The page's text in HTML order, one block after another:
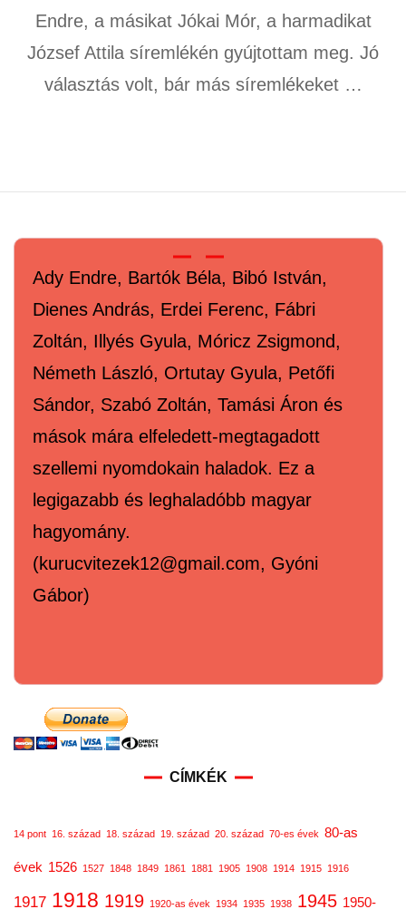
Endre, a másikat Jókai Mór, a harmadikat
József Attila síremlékén gyújtottam meg. Jó
választás volt, bár más síremlékeket …
Ady Endre, Bartók Béla, Bibó István,
Dienes András, Erdei Ferenc, Fábri
Zoltán, Illyés Gyula, Móricz Zsigmond,
Németh László, Ortutay Gyula, Petőfi
Sándor, Szabó Zoltán, Tamási Áron és
mások mára elfeledett-megtagadott
szellemi nyomdokain haladok. Ez a
legigazabb és leghaladóbb magyar
hagyomány.
(kurucvitezek12@gmail.com, Gyóni
Gábor)
CÍMKÉK
14 pont 16. század 18. század 19. század 20. század 70-es évek 80-as
évek 1526 1527 1848 1849 1861 1881 1905 1908 1914 1915 1916
1917 1918 1919 1920-as évek 1934 1935 1938 1945 1950-